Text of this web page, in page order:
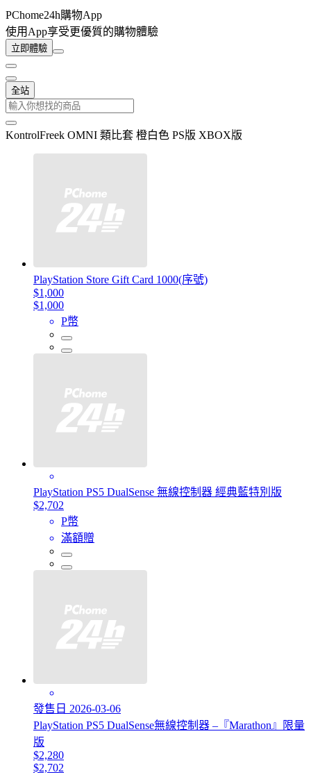
PChome24h購物App
使用App享受更優質的購物體驗
立即體驗
全站
KontrolFreek OMNI 類比套 橙白色 PS版 XBOX版
PlayStation Store Gift Card 1000(序號)
$1,000
$1,000
P幣
PlayStation PS5 DualSense 無線控制器 經典藍特別版
$2,702
P幣
滿額贈
發售日 2026-03-06
PlayStation PS5 DualSense無線控制器 –『Marathon』限量
版
$2,280
$2,702